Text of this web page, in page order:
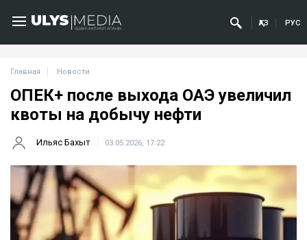
ҚАЗ РУС
Главная Новости
ОПЕК+ после выхода ОАЭ увеличил
квоты на добычу нефти
Ильяс Бахыт 03.05.2026, 17:22